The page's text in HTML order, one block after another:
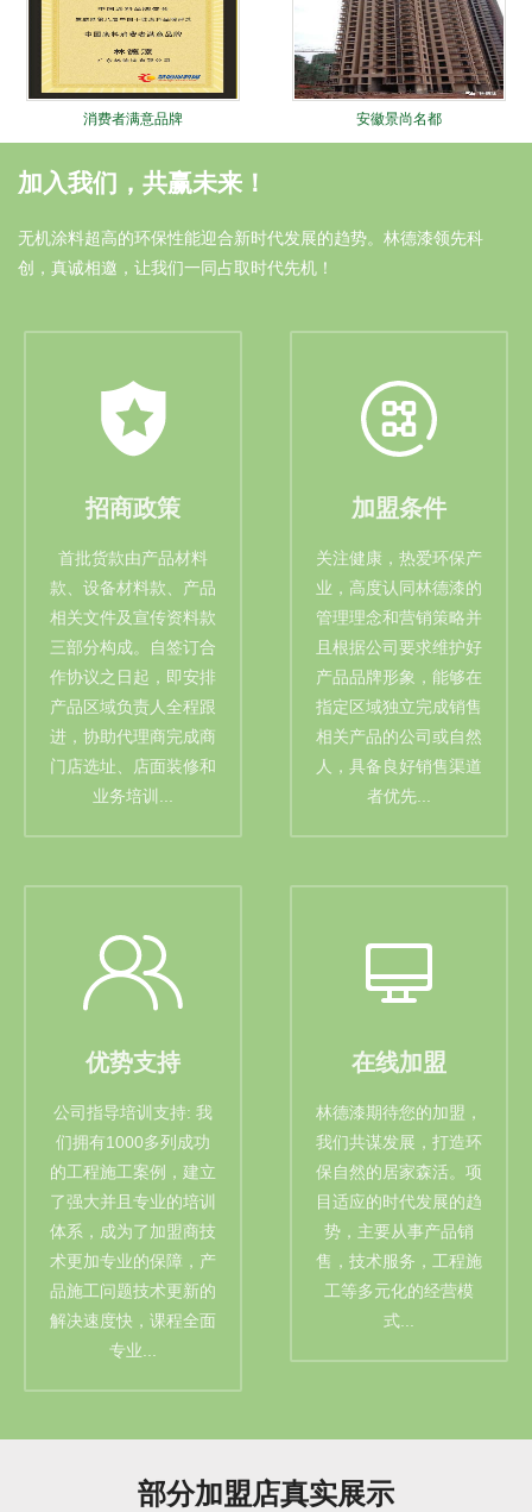
消费者满意品牌 安徽景尚名都
林德十大锐进证书 大连远洋广场
加入我们，共赢未来！
无机涂料超高的环保性能迎合新时代发展的趋势。林德漆领先科
创，真诚相邀，让我们一同占取时代先机！
招商政策
首批货款由产品材料
款、设备材料款、产品
相关文件及宣传资料款
三部分构成。自签订合
作协议之日起，即安排
产品区域负责人全程跟
进，协助代理商完成商
门店选址、店面装修和
业务培训...
加盟条件
关注健康，热爱环保产
业，高度认同林德漆的
管理理念和营销策略并
且根据公司要求维护好
产品品牌形象，能够在
指定区域独立完成销售
相关产品的公司或自然
人，具备良好销售渠道
者优先...
优势支持
公司指导培训支持: 我
们拥有1000多列成功
的工程施工案例，建立
了强大并且专业的培训
体系，成为了加盟商技
术更加专业的保障，产
品施工问题技术更新的
解决速度快，课程全面
专业...
在线加盟
林德漆期待您的加盟，
我们共谋发展，打造环
保自然的居家森活。项
目适应的时代发展的趋
势，主要从事产品销
售，技术服务，工程施
工等多元化的经营模
式...
部分加盟店真实展示